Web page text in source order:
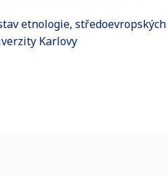
etnologie,
Karlovy